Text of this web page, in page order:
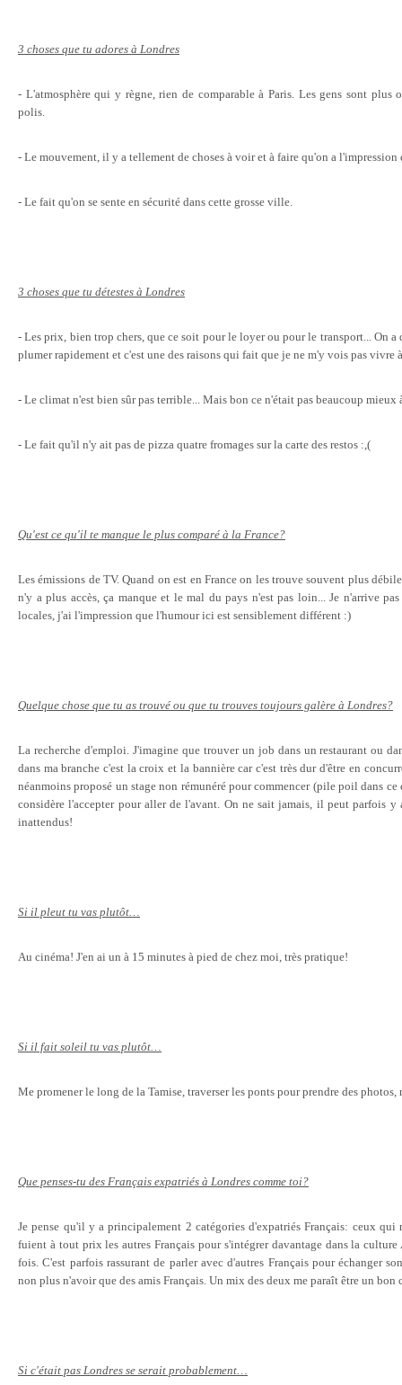
3 choses que tu adores à Londres
- L'atmosphère qui y règne, rien de comparable à Paris. Les gens sont plus
polis.
- Le mouvement, il y a tellement de choses à voir et à faire qu'on a l'impression
- Le fait qu'on se sente en sécurité dans cette grosse ville.
3 choses que tu détestes à Londres
- Les prix, bien trop chers, que ce soit pour le loyer ou pour le transport... On a
plumer rapidement et c'est une des raisons qui fait que je ne m'y vois pas vivre
- Le climat n'est bien sûr pas terrible... Mais bon ce n'était pas beaucoup mieux
- Le fait qu'il n'y ait pas de pizza quatre fromages sur la carte des restos :,(
Qu'est ce qu'il te manque le plus comparé à la France?
Les émissions de TV. Quand on est en France on les trouve souvent plus
n'y a plus accès, ça manque et le mal du pays n'est pas loin... Je n'arrive
locales, j'ai l'impression que l'humour ici est sensiblement différent :)
Quelque chose que tu as trouvé ou que tu trouves toujours galère à Londres?
La recherche d'emploi. J'imagine que trouver un job dans un restaurant ou
dans ma branche c'est la croix et la bannière car c'est très dur d'être en
néanmoins proposé un stage non rémunéré pour commencer (pile poil dans
considère l'accepter pour aller de l'avant. On ne sait jamais, il peut parfois y
inattendus!
Si il pleut tu vas plutôt…
Au cinéma! J'en ai un à 15 minutes à pied de chez moi, très pratique!
Si il fait soleil tu vas plutôt…
Me promener le long de la Tamise, traverser les ponts pour prendre des photos,
Que penses-tu des Français expatriés à Londres comme toi?
Je pense qu'il y a principalement 2 catégories d'expatriés Français: ceux
fuient à tout prix les autres Français pour s'intégrer davantage dans la
fois. C'est parfois rassurant de parler avec d'autres Français pour échanger
non plus n'avoir que des amis Français. Un mix des deux me paraît être un bon
Si c'était pas Londres se serait probablement…